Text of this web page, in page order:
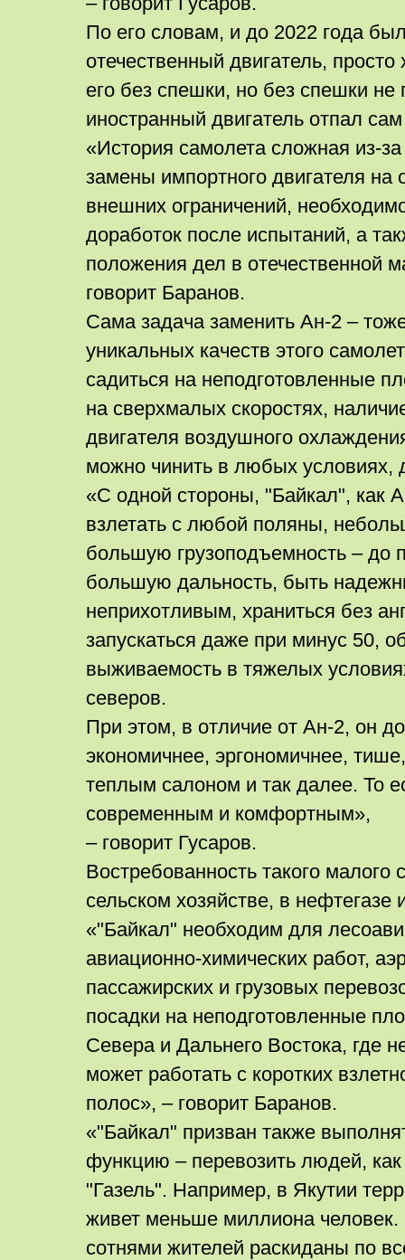
По его словам, и до 2022 года
отечественный двигатель, просто
его без спешки, но без спешки не
иностранный двигатель отпал
«История самолета сложная из-
замены импортного двигателя на
внешних ограничений,
доработок после испытаний, а
положения дел в отечественной
говорит Баранов.
Сама задача заменить Ан-2 –
уникальных качеств этого
садиться на неподготовленные
на сверхмалых скоростях,
двигателя воздушного
можно чинить в любых условиях,
«С одной стороны, "Байкал", как
взлетать с любой поляны,
большую грузоподъемность – до
большую дальность, быть
неприхотливым, храниться без
запускаться даже при минус 50,
выживаемость в тяжелых
северов.
При этом, в отличие от Ан-2, он
экономичнее, эргономичнее,
теплым салоном и так далее. То
современным и комфортным»,
– говорит Гусаров.
Востребованность такого малого
сельском хозяйстве, в нефтегазе
«"Байкал" необходим для
авиационно-химических работ,
пассажирских и грузовых
посадки на неподготовленные
Севера и Дальнего Востока, где
может работать с коротких
полос», – говорит Баранов.
«"Байкал" призван также
функцию – перевозить людей,
"Газель". Например, в Якутии
живет меньше миллиона человек.
сотнями жителей раскиданы по